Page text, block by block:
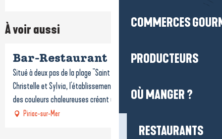
COMMERCES
PRODUCTEURS
OÙ MANGER ?
RESTAURANTS
À voir aussi
Bar-Restaurant La Plage
Situé à deux pas de la plage "Saint Michel", repris récemment par
Christelle et Sylvia, l'établissement a été entièrement rénové avec
des couleurs chaleureuses créant une...
Piriac-sur-Mer